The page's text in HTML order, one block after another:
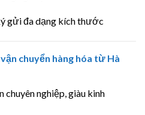
gửi đa dạng kích thước
chuyển hàng hóa từ Hà
chuyên nghiệp, giàu kinh